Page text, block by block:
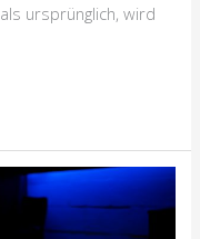
ursprünglich, wird